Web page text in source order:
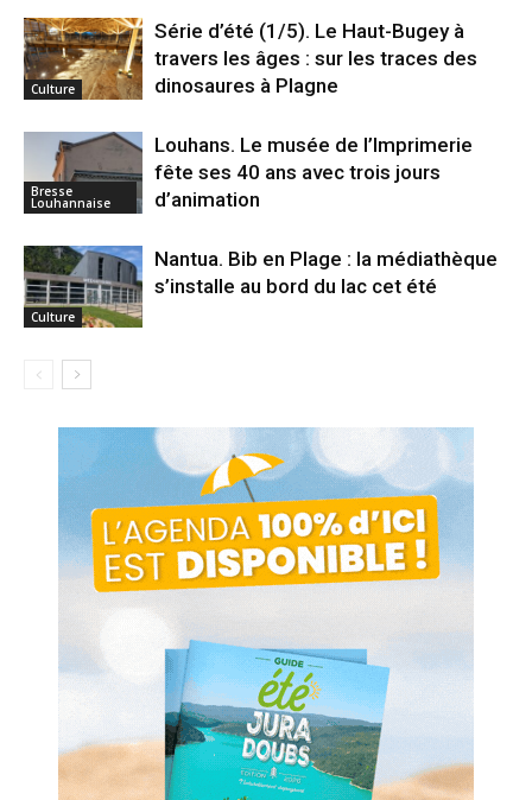
Culture
Série d’été (1/5). Le Haut-Bugey à
travers les âges : sur les traces des
dinosaures à Plagne
Bresse
Louhannaise
Louhans. Le musée de l’Imprimerie
fête ses 40 ans avec trois jours
d’animation
Culture
Nantua. Bib en Plage : la médiathèque
s’installe au bord du lac cet été